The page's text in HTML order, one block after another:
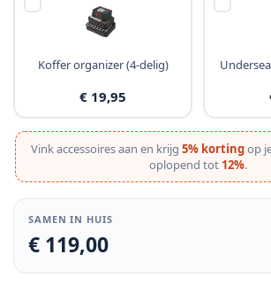
Koffer organizer (4-delig)
€ 19,95
Vink accessoires aan en krijg 5% kortingop
oplopend tot 12%.
SAMEN IN HUIS
€ 119,00